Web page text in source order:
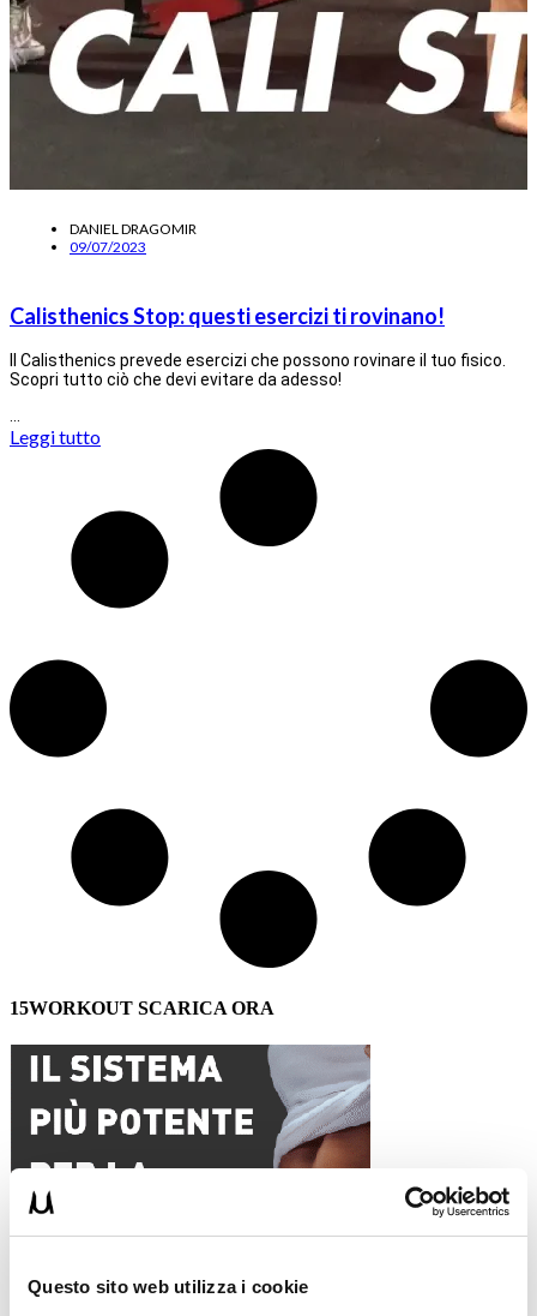
Questo sito web utilizza i cookie
DANIEL DRAGOMIR
09/07/2023
Calisthenics Stop: questi esercizi ti rovinano!
Il Calisthenics prevede esercizi che possono rovinare il tuo fisico.
Scopri tutto ciò che devi evitare da adesso!
Leggi tutto
15WORKOUT SCARICA ORA